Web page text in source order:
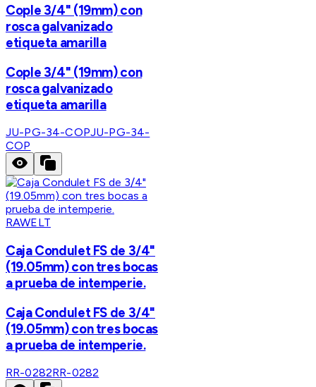
Cople 3/4" (19mm) con
rosca galvanizado
etiqueta amarilla
Cople 3/4" (19mm) con
rosca galvanizado
etiqueta amarilla
JU-PG-34-COPJU-PG-34-
COP
RAWELT
Caja Condulet FS de 3/4"
(19.05mm) con tres bocas
a prueba de intemperie.
Caja Condulet FS de 3/4"
(19.05mm) con tres bocas
a prueba de intemperie.
RR-0282RR-0282